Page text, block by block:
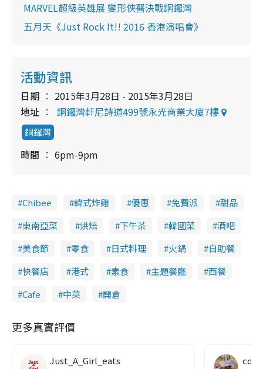
MARVEL超級英雄展 變形俠醫決戰銅鑼灣
五月天《Just Rock It!! 2016 香港演唱會》
活動資訊
日期
2015年3月28日 - 2015年3月28日
地址
銅鑼灣軒尼詩道499號永光商業大廈7樓
銅鑼灣
時間 6pm-9pm
Chibee 韓式炸雞 優惠 免費派
甜品
東南亞菜
烘焙 下午茶 韓國菜
酒吧
美食節
零食 日式料理 火鍋
自助餐
快餐店
港式 素食 主題餐廳
西餐
Cafe
中菜 開倉
更多真實評價
Just_A_Girl_eats co